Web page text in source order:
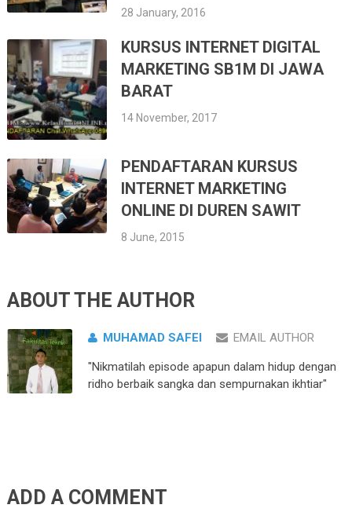
28 January, 2016
KURSUS INTERNET DIGITAL
MARKETING SB1M DI JAWA
BARAT
14 November, 2017
PENDAFTARAN KURSUS
INTERNET MARKETING
ONLINE DI DUREN SAWIT
8 June, 2015
ABOUT THE AUTHOR
MUHAMAD SAFEI EMAIL AUTHOR
"Nikmatilah episode apapun dalam hidup dengan
ridho berbaik sangka dan sempurnakan ikhtiar"
ADD A COMMENT